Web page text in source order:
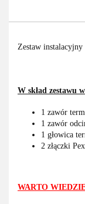
Zestaw
W skład zestawu
1 zawór
1 zawór
1 głowica
2 złączki
WARTO